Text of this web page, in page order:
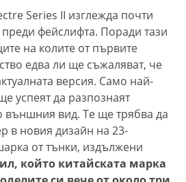
Series II изглежда почти
фейслифта. Поради тази
на колите от първите
едва ли ще съжаляват, че
версия. Само най-
успеят да разпознаят
вид. Те ще трябва да
в новия дизайн на 23-
от тънки, издължени
който китайската марка